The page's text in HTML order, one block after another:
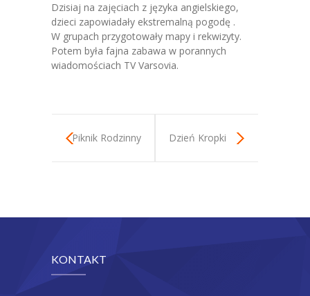
-- Zajęcia w klasach 4-8
-- Lista podręczników dla klas 4 –
8
Dzisiaj na zajęciach z języka angielskiego,
dzieci zapowiadały ekstremalną pogodę .
W grupach przygotowały mapy i rekwizyty.
Potem była fajna zabawa w porannych
wiadomościach TV Varsovia.
Piknik Rodzinny Dzień Kropki
KONTAKT